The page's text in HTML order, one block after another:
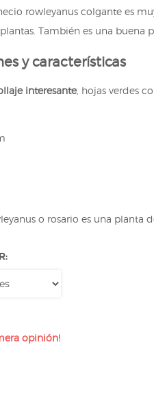
rowleyanus colgante es
También es una
y características
interesante, hojas verdes
o rosario es una
opinión!